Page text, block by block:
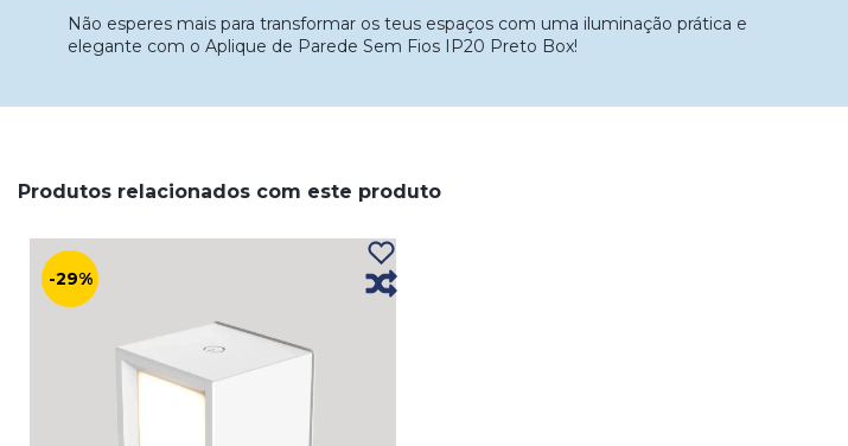
Não esperes mais para transformar os teus espaços com uma iluminação prática e
elegante com o Aplique de Parede Sem Fios IP20 Preto Box!
Produtos relacionados com este produto
-29%